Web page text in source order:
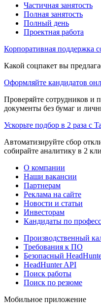
Частичная занятость
Полная занятость
Полный день
Проектная работа
Корпоративная поддержка
Какой соцпакет вы
Оформляйте кандидатов
Проверяйте сотрудников и
документы без бумаг и
Ускорьте подбор в 2 раза с
Автоматизируйте сбор
собирайте аналитику в 2
О компании
Наши вакансии
Партнерам
Реклама на сайте
Новости и статьи
Инвесторам
Кандидаты по
Производственный
Требования к ПО
Безопасный
HeadHunter API
Поиск работы
Поиск по резюме
Мобильное приложение